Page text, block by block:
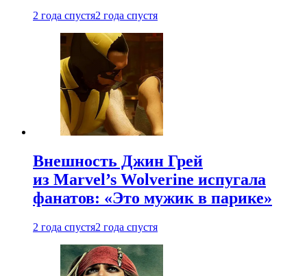
2 года спустя2 года спустя
Внешность Джин Грей
из Marvel’s Wolverine испугала
фанатов: «Это мужик в парике»
2 года спустя2 года спустя